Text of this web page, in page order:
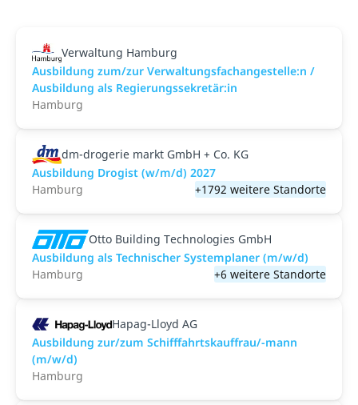
Verwaltung Hamburg
Ausbildung zum/zur Verwaltungsfachangestelle:n /
Ausbildung als Regierungssekretär:in
Hamburg
dm-drogerie markt GmbH + Co. KG
Ausbildung Drogist (w/m/d) 2027
Hamburg
+1792 weitere Standorte
Otto Building Technologies GmbH
Ausbildung als Technischer Systemplaner (m/w/d)
Hamburg
+6 weitere Standorte
Hapag-Lloyd AG
Ausbildung zur/zum Schifffahrtskauffrau/-mann
(m/w/d)
Hamburg